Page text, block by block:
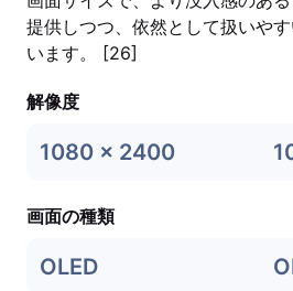
提供しつつ、依然として扱いや
います。 [26]
解像度
1080 x 2400
画面の種類
OLED